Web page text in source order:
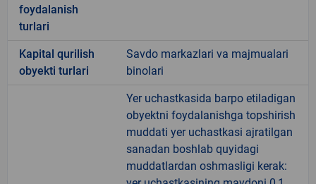
foydalanish
turlari
Kapital qurilish
obyekti turlari
Savdo markazlari va majmualari
binolari
Yer uchastkasida barpo etiladigan
obyektni foydalanishga topshirish
muddati yer uchastkasi ajratilgan
sanadan boshlab quyidagi
muddatlardan oshmasligi kerak: